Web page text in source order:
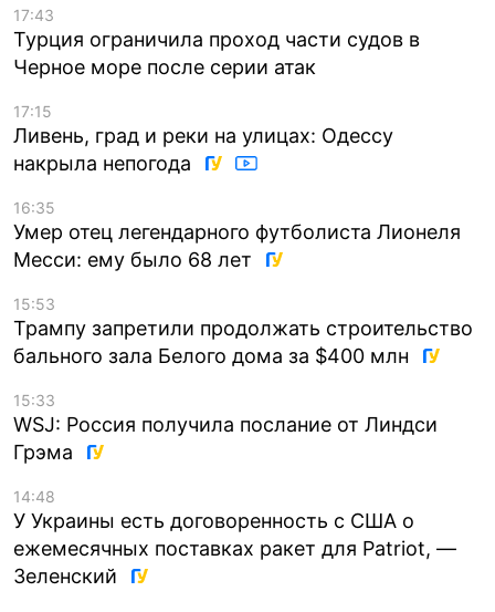
17:43
Турция ограничила проход части судов в
Черное море после серии атак
17:15
Ливень, град и реки на улицах: Одессу
накрыла непогода
16:35
Умер отец легендарного футболиста Лионеля
Месси: ему было 68 лет
15:53
Трампу запретили продолжать строительство
бального зала Белого дома за $400 млн
15:33
WSJ: Россия получила послание от Линдси
Грэма
14:48
У Украины есть договоренность с США о
ежемесячных поставках ракет для Patriot, —
Зеленский